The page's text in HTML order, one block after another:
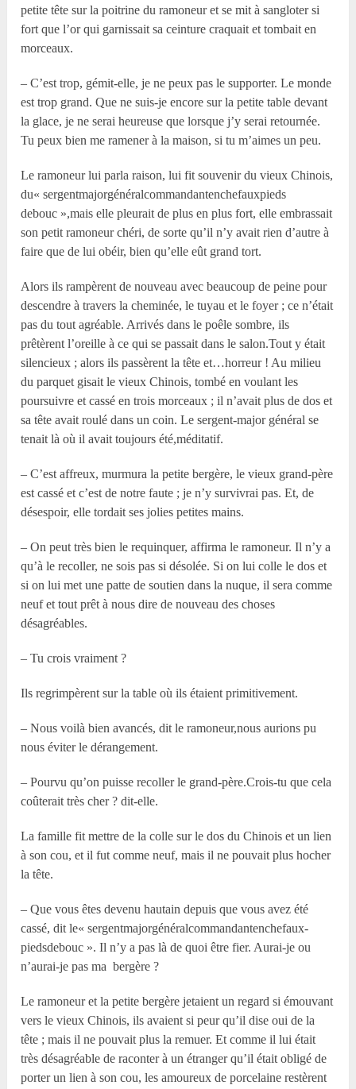
petite tête sur la poitrine du ramoneur et se mit à sangloter si
fort que l’or qui garnissait sa ceinture craquait et tombait en
morceaux.
– C’est trop, gémit-elle, je ne peux pas le supporter. Le monde
est trop grand. Que ne suis-je encore sur la petite table devant
la glace, je ne serai heureuse que lorsque j’y serai retournée.
Tu peux bien me ramener à la maison, si tu m’aimes un peu.
Le ramoneur lui parla raison, lui fit souvenir du vieux Chinois,
du« sergentmajorgénéralcommandantenchefaux­pieds
debouc »,mais elle pleurait de plus en plus fort, elle embrassait
son petit ramoneur chéri, de sorte qu’il n’y avait rien d’autre à
faire que de lui obéir, bien qu’elle eût grand tort.
Alors ils rampèrent de nouveau avec beaucoup de peine pour
descendre à travers la cheminée, le tuyau et le foyer ; ce n’était
pas du tout agréable. Arrivés dans le poêle sombre, ils
prêtèrent l’oreille à ce qui se passait dans le salon.Tout y était
silencieux ; alors ils passèrent la tête et…horreur ! Au milieu
du parquet gisait le vieux Chinois, tombé en voulant les
poursuivre et cassé en trois morceaux ; il n’avait plus de dos et
sa tête avait roulé dans un coin. Le sergent-major général se
tenait là où il avait toujours été,méditatif.
– C’est affreux, murmura la petite bergère, le vieux grand-père
est cassé et c’est de notre faute ; je n’y survivrai pas. Et, de
désespoir, elle tordait ses jolies petites mains.
– On peut très bien le requinquer, affirma le ramoneur. Il n’y a
qu’à le recoller, ne sois pas si désolée. Si on lui colle le dos et
si on lui met une patte de soutien dans la nuque, il sera comme
neuf et tout prêt à nous dire de nouveau des choses
désagréables.
– Tu crois vraiment ?
Ils regrimpèrent sur la table où ils étaient primitivement.
– Nous voilà bien avancés, dit le ramoneur,nous aurions pu
nous éviter le dérangement.
– Pourvu qu’on puisse recoller le grand-père.Crois-tu que cela
coûterait très cher ? dit-elle.
La famille fit mettre de la colle sur le dos du Chinois et un lien
à son cou, et il fut comme neuf, mais il ne pouvait plus hocher
la tête.
– Que vous êtes devenu hautain depuis que vous avez été
cassé, dit le« sergentmajorgénéralcommandantenchefaux­
piedsdebouc ». Il n’y a pas là de quoi être fier. Aurai-je ou
n’aurai-je pas ma bergère ?
Le ramoneur et la petite bergère jetaient un regard si émouvant
vers le vieux Chinois, ils avaient si peur qu’il dise oui de la
tête ; mais il ne pouvait plus la remuer. Et comme il lui était
très désagréable de raconter à un étranger qu’il était obligé de
porter un lien à son cou, les amoureux de porcelaine restèrent